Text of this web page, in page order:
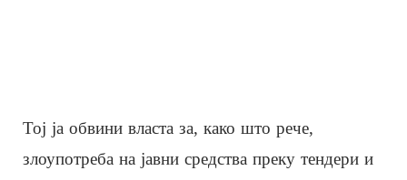
Тој ја обвини власта за, како што рече,
злоупотреба на јавни средства преку тендери и